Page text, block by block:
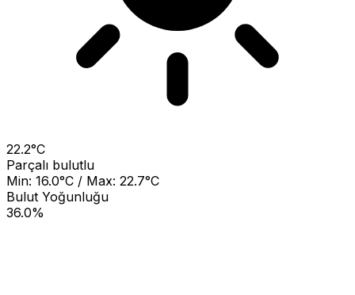
22.2°C
Parçalı bulutlu
Min: 16.0°C / Max: 22.7°C
Bulut Yoğunluğu
36.0%